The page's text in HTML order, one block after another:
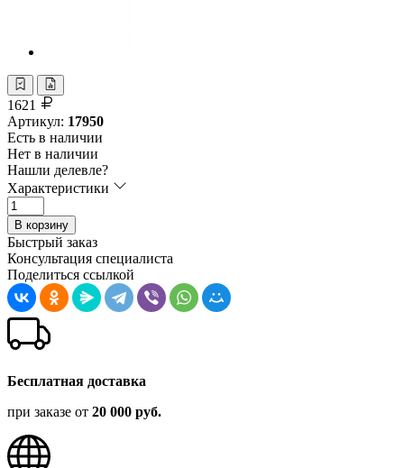
1621
Артикул: 17950
Есть в наличии
Нет в наличии
Нашли делевле?
Характеристики
В корзину
Быстрый заказ
Консультация специалиста
Поделиться ссылкой
Бесплатная доставка
при заказе от 20 000 руб.